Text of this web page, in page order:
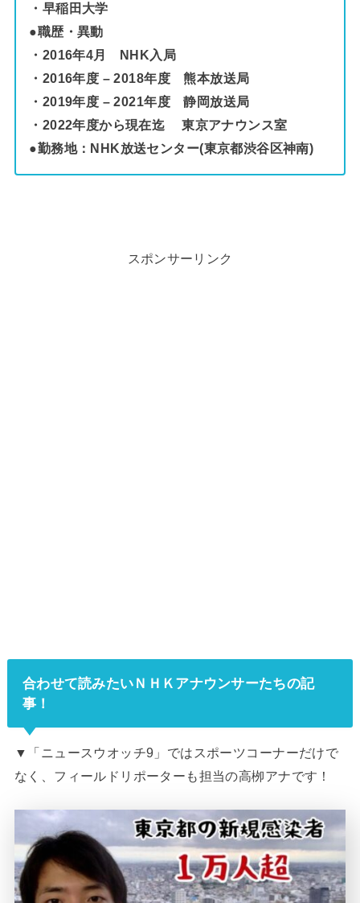
・早稲田大学
●職歴・異動
・2016年4月 NHK入局
・2016年度 – 2018年度 熊本放送局
・2019年度 – 2021年度 静岡放送局
・2022年度から現在迄 東京アナウンス室
●勤務地：NHK放送センター(東京都渋谷区神南)
スポンサーリンク
合わせて読みたいＮＨＫアナウンサーたちの記
事！
▼「ニュースウオッチ9」ではスポーツコーナーだけで
なく、フィールドリポーターも担当の高栁アナです！